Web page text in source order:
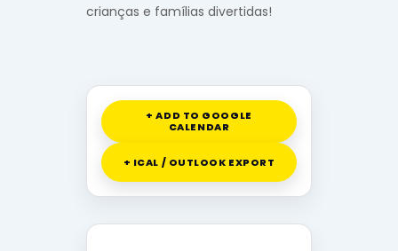
crianças e famílias divertidas!
+ ADD TO GOOGLE
CALENDAR
+ ICAL / OUTLOOK EXPORT